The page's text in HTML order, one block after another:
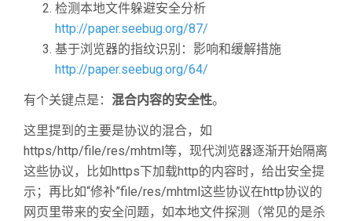
检测本地文件躲避安全分析
http://paper.seebug.org/87/
基于浏览器的指纹识别：影响和缓解措施
http://paper.seebug.org/64/
有个关键点是： 混合内容的安全性。
这里提到的主要是协议的混合，如
https/http/file/res/mhtml等，现代浏览器逐渐开始隔离
这些协议，比如https下加载http的内容时，给出安全提
示；再比如“修补”file/res/mhtml这些协议在http协议的
网页里带来的安全问题，如本地文件探测（常见的是杀